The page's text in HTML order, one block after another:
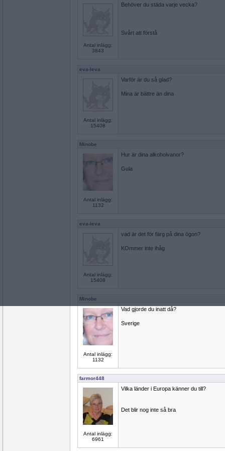
Antal inlägg:
3843
Behöver du städa varje vecka?
Svårt att förstå
eva-leva
Antal inlägg:
15408
Varför är du så glad?
Mina är bättre än dina
Minobe
Antal inlägg:
1132
Hur är dina alkoholvanor?
Gula
eva-leva
Antal inlägg:
15408
vad är det för färg på dina ögon?
KOmmer inte ihåg
Minobe
Antal inlägg:
1132
Vad gjorde du inatt då?
Sverige
farmor448
Antal inlägg:
6961
Vilka länder i Europa känner du till?
Det blir nog inte så bra